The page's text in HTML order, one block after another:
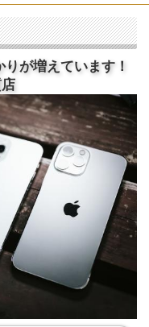
が増えています！